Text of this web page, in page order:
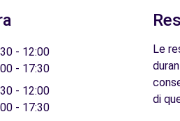
- 12:00
- 17:30
- 12:00
- 17:30
Le
di